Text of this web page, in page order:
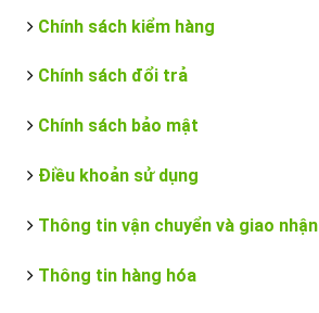
Chính sách kiểm hàng
Chính sách đổi trả
Chính sách bảo mật
Điều khoản sử dụng
Thông tin vận chuyển và giao nhận
Thông tin hàng hóa